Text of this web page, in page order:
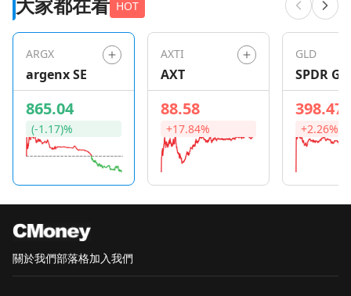
HOT
ARGX
argenx SE
865.04
(-1.17)%
AXTI
AXT
88.58
+17.84%
GLD
SPDR
Shares
398.47
+2.26%
關於我們部落格加入我們